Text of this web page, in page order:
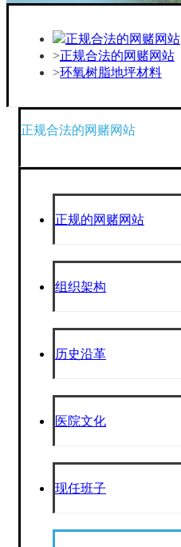
正规合法的网赌网站
正规合法的网赌网站
环氧树脂地坪材料
正规合法的网赌网站
正规的网赌网站
组织架构
历史沿革
医院文化
现任班子